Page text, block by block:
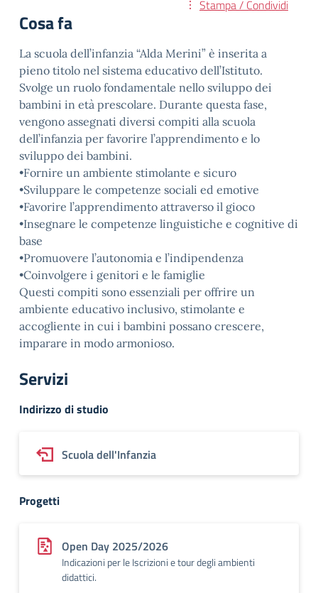
Stampa / Condividi
Cosa fa
La scuola dell’infanzia “Alda Merini” è inserita a
pieno titolo nel sistema educativo dell’Istituto.
Svolge un ruolo fondamentale nello sviluppo dei
bambini in età prescolare. Durante questa fase,
vengono assegnati diversi compiti alla scuola
dell’infanzia per favorire l’apprendimento e lo
sviluppo dei bambini.
•Fornire un ambiente stimolante e sicuro
•Sviluppare le competenze sociali ed emotive
•Favorire l’apprendimento attraverso il gioco
•Insegnare le competenze linguistiche e cognitive di
base
•Promuovere l’autonomia e l’indipendenza
•Coinvolgere i genitori e le famiglie
Questi compiti sono essenziali per offrire un
ambiente educativo inclusivo, stimolante e
accogliente in cui i bambini possano crescere,
imparare in modo armonioso.
Servizi
Indirizzo di studio
Scuola dell'Infanzia
Progetti
Open Day 2025/2026
Indicazioni per le Iscrizioni e tour degli ambienti
didattici.